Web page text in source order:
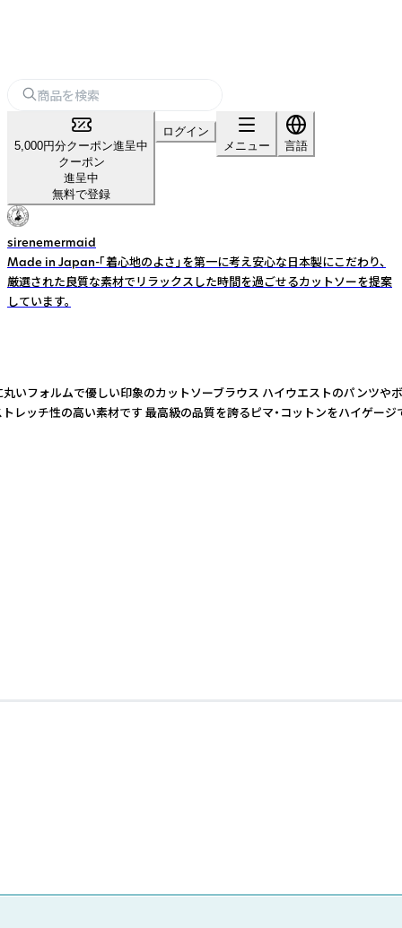
5,000円分クーポン進呈中
クーポン
進呈中
無料で登録
ログイン
メニュー
言語
sirenemermaid
Made in Japan-「着心地のよさ」を第一に考え安心な日本製にこだわり、
厳選された良質な素材でリラックスした時間を過ごせるカットソーを提案
しています。
着丈に丸いフォルムで優しい印象のカットソーブラウス ハイ
素材です 最高級の品質を誇るピマ・コットンをハイゲージで編